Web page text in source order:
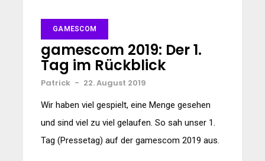
GAMESCOM
gamescom 2019: Der 1.
Tag im Rückblick
Patrick - 22. August 2019
Wir haben viel gespielt, eine Menge gesehen
und sind viel zu viel gelaufen. So sah unser 1.
Tag (Pressetag) auf der gamescom 2019 aus.